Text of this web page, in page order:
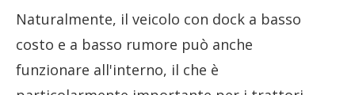
Naturalmente, il veicolo con dock a basso
costo e a basso rumore può anche
funzionare all'interno, il che è